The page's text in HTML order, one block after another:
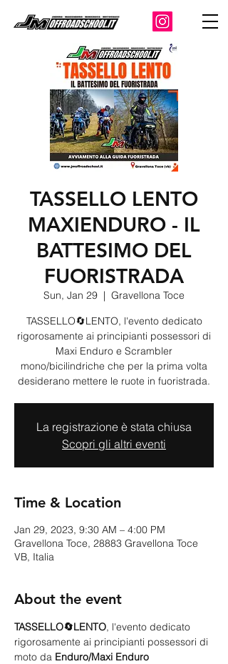
TASSELLO LENTO
MAXIENDURO - IL
BATTESIMO DEL
FUORISTRADA
Sun, Jan 29
  |
Gravellona Toce
TASSELLO🔄LENTO, l'evento dedicato
rigorosamente ai principianti possessori di
Maxi Enduro e Scrambler
mono/bicilindriche che per la prima volta
desiderano mettere le ruote in fuoristrada.
La registrazione è stata chiusa
Scopri gli altri eventi
Time & Location
Jan 29, 2023, 9:30 AM – 4:00 PM
Gravellona Toce, 28883 Gravellona Toce
VB, Italia
About the event
TASSELLO🔄LENTO, l'evento dedicato
rigorosamente ai principianti possessori di
moto da Enduro/Maxi Enduro